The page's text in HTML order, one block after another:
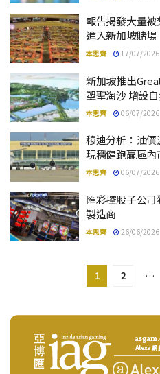
報告揭發大量
進入新加坡賭場
本思齊 17/07/2026
新加坡推出
塑聖淘沙 增設
本思齊 06/07/2026
穆迪分析：油
現穩健跑贏區內
本思齊 06/07/2026
匯彩控股子公
製造商
本思齊 26/06/2026
1 2 …